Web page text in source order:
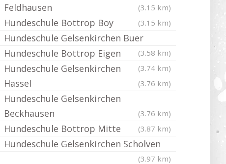
Feldhausen
(3.15 km)
Hundeschule Bottrop Boy (3.15 km)
Hundeschule Gelsenkirchen Buer
(3.58 km)
Hundeschule Bottrop Eigen
(3.74 km)
Hundeschule Gelsenkirchen
Hassel
(3.76 km)
Hundeschule Gelsenkirchen
Beckhausen
(3.76 km)
Hundeschule Bottrop Mitte (3.87 km)
Hundeschule Gelsenkirchen Scholven
(3.97 km)